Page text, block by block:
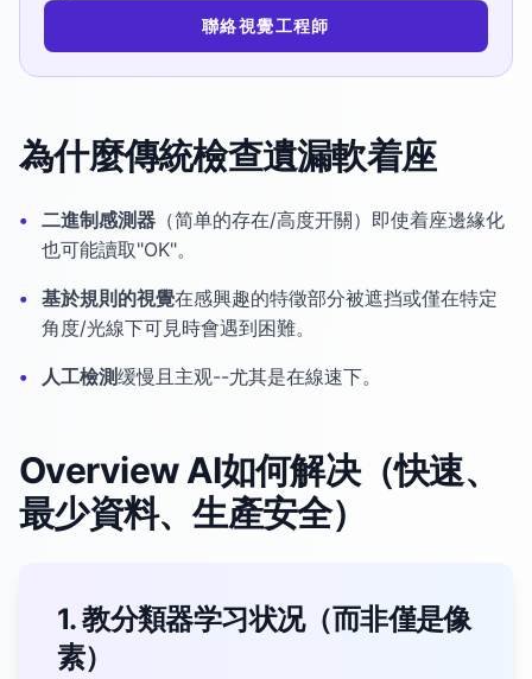
聯絡視覺工程師
為什麼傳統檢查遺漏軟着座
• 二進制感測器 （简单的存在/高度开關）即使着座邊緣化
也可能讀取"OK"。
• 基於規則的視覺在感興趣的特徵部分被遮挡或僅在特定
角度/光線下可見時會遇到困難。
• 人工檢測缓慢且主观--尤其是在線速下。
Overview AI如何解决（快速、
最少資料、生產安全）
1. 教分類器学习状况（而非僅是像
素）